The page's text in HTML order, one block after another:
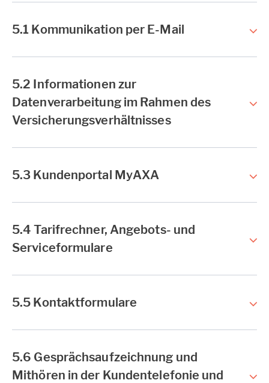
5.1 Kommunikation per E-Mail
5.2 Informationen zur
Datenverarbeitung im Rahmen des
Versicherungsverhältnisses
5.3 Kundenportal MyAXA
5.4 Tarifrechner, Angebots- und
Serviceformulare
5.5 Kontaktformulare
5.6 Gesprächsaufzeichnung und
Mithören in der Kundentelefonie und